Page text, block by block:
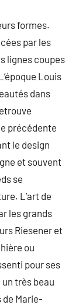
formes.
par les
lignes coupes
Louis
dans
précédente
le design
et souvent
se
L’art de
les grands
Riesener et
ou
pour ses
très beau
Marie-